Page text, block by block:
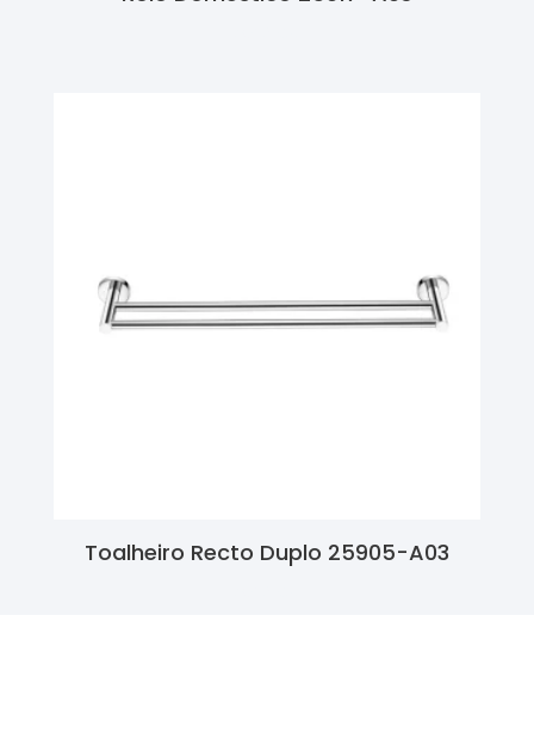
Toalheiro Recto Duplo 25905-A03